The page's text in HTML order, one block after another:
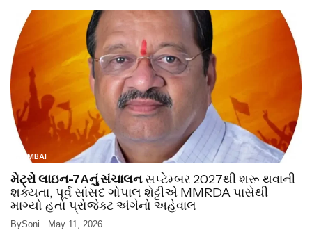
MUMBAI
મેટ્રો લાઇન-7Aનું સંચાલનસપ્ટેમ્બર 2027થી શરૂ થવાની
શક્યતા, પૂર્વ સાંસદ ગોપાલ શેટ્ટીએ MMRDA પાસેથી
માગ્યો હતો પ્રોજેક્ટ અંગેનો અહેવાલ
BySoni May 11, 2026